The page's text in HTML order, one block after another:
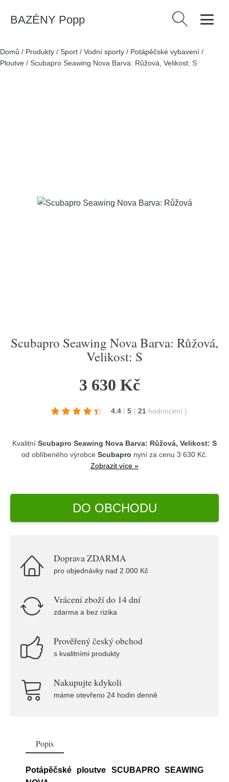
BAZÉNY Popp Vyhledávání
Domů / Produkty / Sport / Vodní sporty / Potápěčské vybavení /
Ploutve / Scubapro Seawing Nova Barva: Růžová, Velikost: S
Scubapro Seawing Nova Barva: Růžová,
Velikost: S
3 630 Kč
4.4 / 5 ( 21 hodnocení )
Kvalitní Scubapro Seawing Nova Barva: Růžová, Velikost: S
od oblíbeného výrobce Scubapro nyní za cenu 3 630 Kč.
Zobrazit více »
DO OBCHODU
Doprava ZDARMA
pro objednávky nad 2.000 Kč
Vrácení zboží do 14 dní
zdarma a bez rizika
Prověřený český obchod
s kvalitními produkty
Nakupujte kdykoli
máme otevřeno 24 hodin denně
Popis
Potápěčské ploutve SCUBAPRO SEAWING